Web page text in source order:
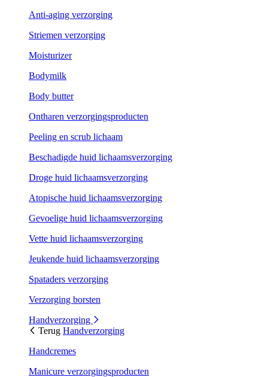
Anti-aging verzorging
Striemen verzorging
Moisturizer
Bodymilk
Body butter
Ontharen verzorgingsproducten
Peeling en scrub lichaam
Beschadigde huid lichaamsverzorging
Droge huid lichaamsverzorging
Atopische huid lichaamsverzorging
Gevoelige huid lichaamsverzorging
Vette huid lichaamsverzorging
Jeukende huid lichaamsverzorging
Spataders verzorging
Verzorging borsten
Handverzorging
Terug Handverzorging
Handcremes
Manicure verzorgingsproducten